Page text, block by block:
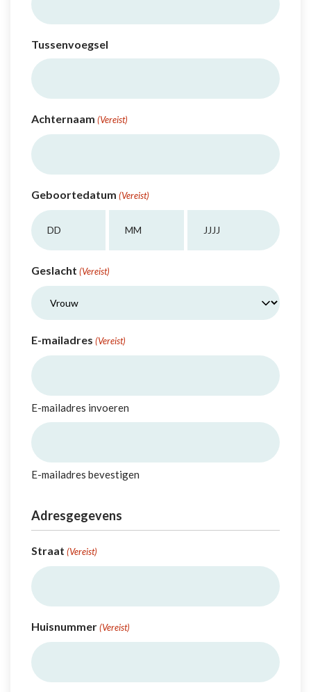
Tussenvoegsel
Achternaam (Vereist)
Geboortedatum (Vereist)
Dag
Geslacht (Vereist)
E-mailadres (Vereist)
E-mailadres invoeren
E-mailadres bevestigen
Adresgegevens
Straat (Vereist)
Huisnummer (Vereist)